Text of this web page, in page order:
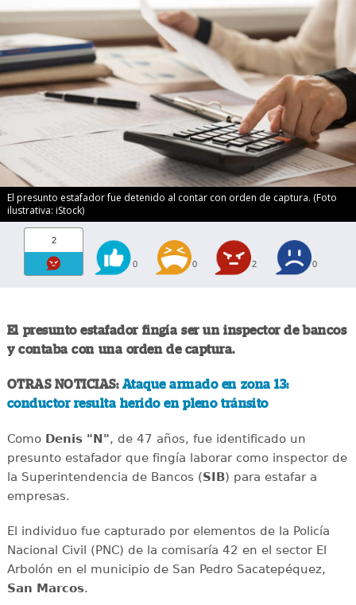
El presunto estafador fue detenido al contar con orden de captura. (Foto
ilustrativa: iStock)
2
0 0 2 0
El presunto estafador fingía ser un inspector de bancos
y contaba con una orden de captura.
OTRAS NOTICIAS: Ataque armado en zona 13:
conductor resulta herido en pleno tránsito
Como Denis "N", de 47 años, fue identificado un
presunto estafador que fingía laborar como inspector de
la Superintendencia de Bancos (SIB) para estafar a
empresas.
El individuo fue capturado por elementos de la Policía
Nacional Civil (PNC) de la comisaría 42 en el sector El
Arbolón en el municipio de San Pedro Sacatepéquez,
San Marcos.